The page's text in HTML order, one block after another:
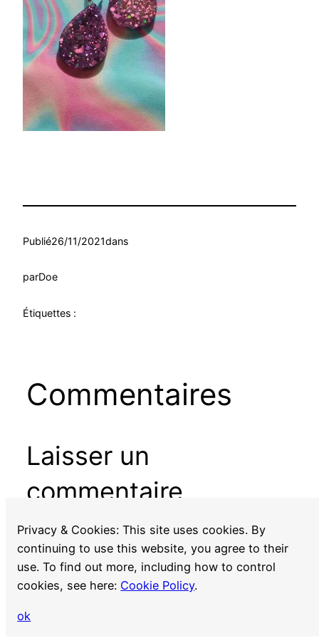
Publié26/11/2021dans
parDoe
Étiquettes :
Commentaires
Laisser un
commentaire
Vous devezvous connecterpour publier un
commentaire.
Privacy & Cookies: This site uses cookies. By
continuing to use this website, you agree to their
use. To find out more, including how to control
cookies, see here: Cookie Policy.
ok